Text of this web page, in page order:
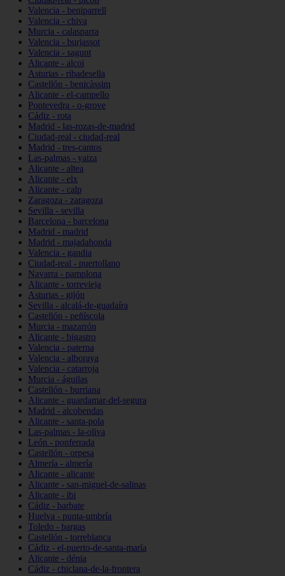
Valencia - beniparrell
Valencia - chiva
Murcia - calasparra
Valencia - burjassot
Valencia - sagunt
Alicante - alcoi
Asturias - ribadesella
Castellón - benicàssim
Alicante - el-campello
Pontevedra - o-grove
Cádiz - rota
Madrid - las-rozas-de-madrid
Ciudad-real - ciudad-real
Madrid - tres-cantos
Las-palmas - yaiza
Alicante - altea
Alicante - elx
Alicante - calp
Zaragoza - zaragoza
Sevilla - sevilla
Barcelona - barcelona
Madrid - madrid
Madrid - majadahonda
Valencia - gandia
Ciudad-real - puertollano
Navarra - pamplona
Alicante - torrevieja
Asturias - gijón
Sevilla - alcalá-de-guadaíra
Castellón - peñíscola
Murcia - mazarrón
Alicante - bigastro
Valencia - paterna
Valencia - alboraya
Valencia - catarroja
Murcia - águilas
Castellón - burriana
Alicante - guardamar-del-segura
Madrid - alcobendas
Alicante - santa-pola
Las-palmas - la-oliva
León - ponferrada
Castellón - orpesa
Almería - almería
Alicante - alicante
Alicante - san-miguel-de-salinas
Alicante - ibi
Cádiz - barbate
Huelva - punta-umbría
Toledo - bargas
Castellón - torreblanca
Cádiz - el-puerto-de-santa-maría
Alicante - dénia
Cádiz - chiclana-de-la-frontera